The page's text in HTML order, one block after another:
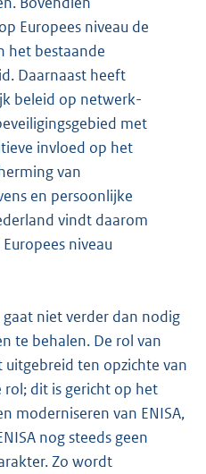
Europees niveau de
het bestaande
Daarnaast heeft
beleid op netwerk-
met
invloed op het
van
en persoonlijke
vindt daarom
niveau
niet verder dan nodig
te behalen. De rol van
uitgebreid ten opzichte van
rol; dit is gericht op het
moderniseren van ENISA,
nog steeds geen
Zo wordt